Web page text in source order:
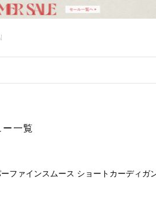
ー一覧
ーファインスムース ショートカーディガ